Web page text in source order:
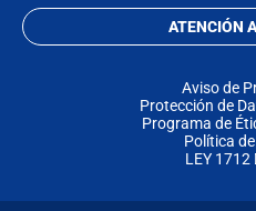
ATENCIÓN
Aviso de
Protección de
Programa de
Política
LEY 1712